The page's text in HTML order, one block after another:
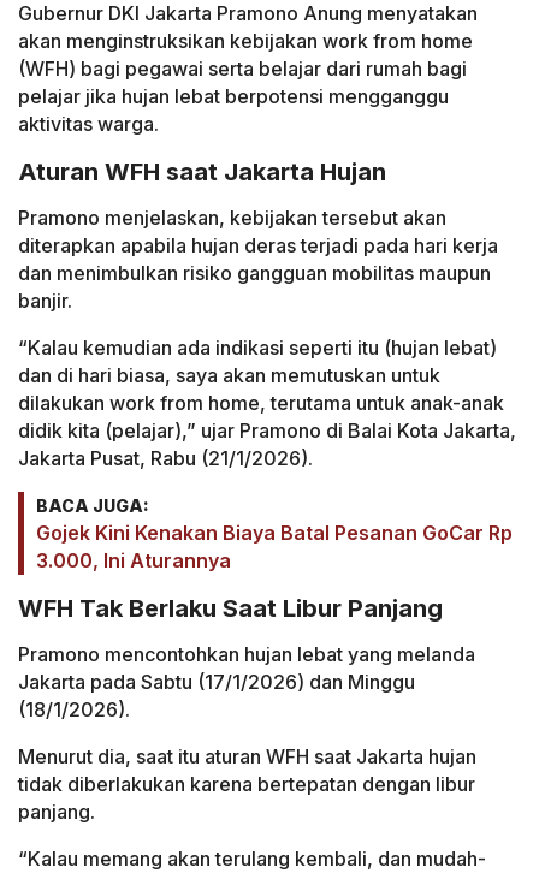
Gubernur DKI Jakarta Pramono Anung menyatakan
akan menginstruksikan kebijakan work from home
(WFH) bagi pegawai serta belajar dari rumah bagi
pelajar jika hujan lebat berpotensi mengganggu
aktivitas warga.
Aturan WFH saat Jakarta Hujan
Pramono menjelaskan, kebijakan tersebut akan
diterapkan apabila hujan deras terjadi pada hari kerja
dan menimbulkan risiko gangguan mobilitas maupun
banjir.
“Kalau kemudian ada indikasi seperti itu (hujan lebat)
dan di hari biasa, saya akan memutuskan untuk
dilakukan work from home, terutama untuk anak-anak
didik kita (pelajar),” ujar Pramono di Balai Kota Jakarta,
Jakarta Pusat, Rabu (21/1/2026).
BACA JUGA:
Gojek Kini Kenakan Biaya Batal Pesanan GoCar Rp
3.000, Ini Aturannya
WFH Tak Berlaku Saat Libur Panjang
Pramono mencontohkan hujan lebat yang melanda
Jakarta pada Sabtu (17/1/2026) dan Minggu
(18/1/2026).
Menurut dia, saat itu aturan WFH saat Jakarta hujan
tidak diberlakukan karena bertepatan dengan libur
panjang.
“Kalau memang akan terulang kembali, dan mudah-